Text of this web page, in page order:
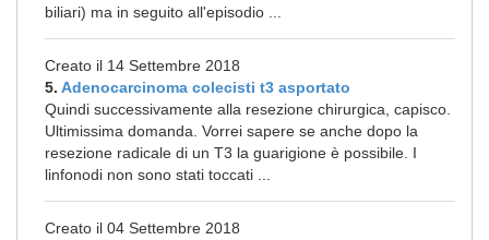
biliari) ma in seguito all'episodio ...
Creato il 14 Settembre 2018
5. Adenocarcinoma colecisti t3 asportato
Quindi successivamente alla resezione chirurgica, capisco.
Ultimissima domanda. Vorrei sapere se anche dopo la
resezione radicale di un T3 la guarigione è possibile. I
linfonodi non sono stati toccati ...
Creato il 04 Settembre 2018